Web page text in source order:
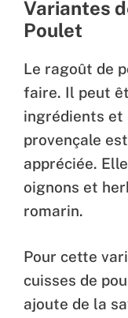
Variantes
Poulet
Le ragoût de
faire. Il peut
ingrédients et
provençale
appréciée.
oignons et
romarin.
Pour cette
cuisses de
ajoute de la